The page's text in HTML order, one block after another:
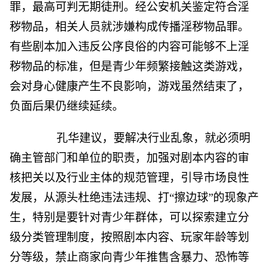
罪，最高可判无期徒刑。经公安机关鉴定符合淫
秽物品，相关人员就涉嫌构成传播淫秽物品罪。
有些剧本加入违反公序良俗的内容可能够不上淫
秽物品的标准，但是青少年频繁接触这类游戏，
会对身心健康产生不良影响，游戏虽然结束了，
负面后果仍继续延续。
孔华建议，要解决行业乱象，就必须明
确主管部门和单位的职责，加强对剧本内容的审
核把关以及行业主体的规范管理，引导市场良性
发展，从源头杜绝违法违规、打“擦边球”的现象产
生，特别是要针对青少年群体，可以探索建立分
级分类管理制度，按照剧本内容、玩家年龄等划
分等级，禁止商家向青少年推售含暴力、恐怖等